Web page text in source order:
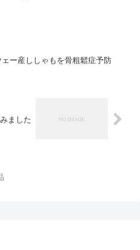
ェー産ししゃもを骨粗鬆症予防
ました